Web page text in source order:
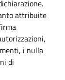
attribuite
i nulla
di